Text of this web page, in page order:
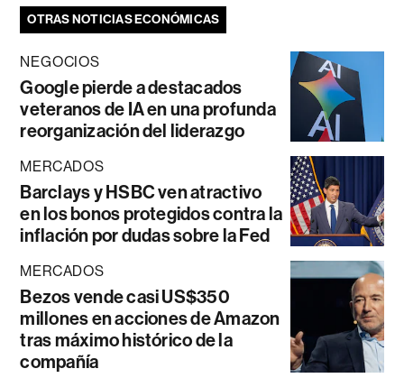
OTRAS NOTICIAS ECONÓMICAS
NEGOCIOS
Google pierde a destacados
veteranos de IA en una profunda
reorganización del liderazgo
MERCADOS
Barclays y HSBC ven atractivo
en los bonos protegidos contra la
inflación por dudas sobre la Fed
MERCADOS
Bezos vende casi US$350
millones en acciones de Amazon
tras máximo histórico de la
compañía